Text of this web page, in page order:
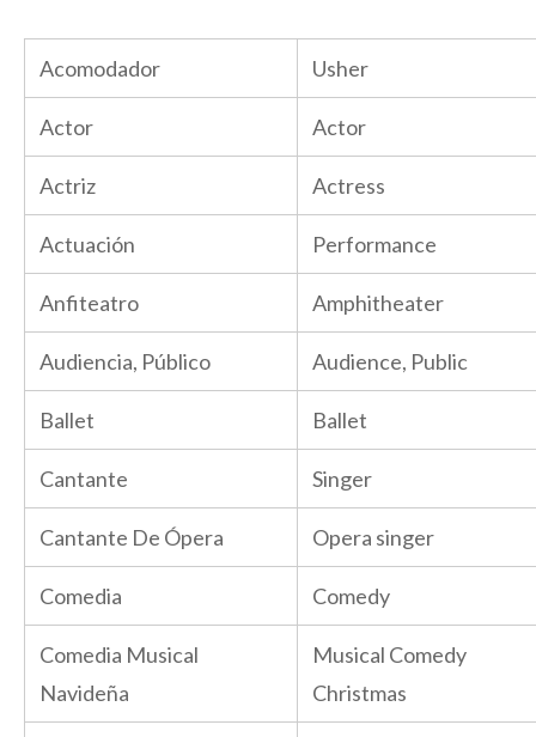
Acomodador Usher
Actor Actor
Actriz Actress
Actuación Performance
Anfiteatro Amphitheater
Audiencia, Público Audience, Public
Ballet Ballet
Cantante Singer
Cantante De Ópera Opera singer
Comedia Comedy
Comedia Musical
Navideña
Musical Comedy
Christmas